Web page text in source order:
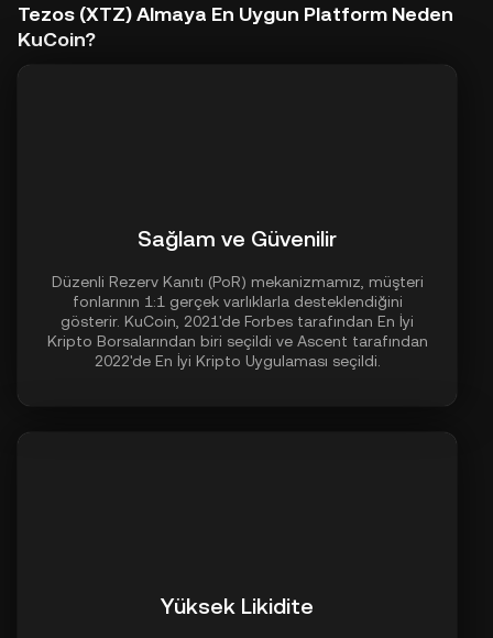
Tezos (XTZ) Almaya En Uygun Platform Neden
KuCoin?
Sağlam ve Güvenilir
Düzenli Rezerv Kanıtı (PoR) mekanizmamız, müşteri
fonlarının 1:1 gerçek varlıklarla desteklendiğini
gösterir. KuCoin, 2021'de Forbes tarafından En İyi
Kripto Borsalarından biri seçildi ve Ascent tarafından
2022'de En İyi Kripto Uygulaması seçildi.
Yüksek Likidite